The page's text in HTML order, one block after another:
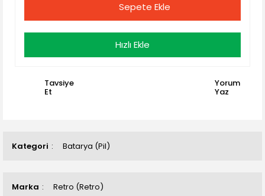
Kategori Batarya (Pil)
Marka Retro (Retro)
Sepete Ekle
Hızlı Ekle
Tavsiye
Et
Yorum
Yaz